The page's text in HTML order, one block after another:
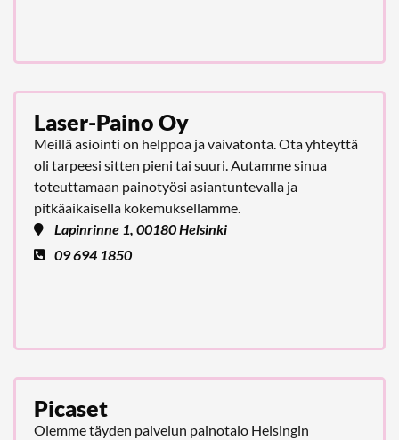
Laser-Paino Oy
Meillä asiointi on helppoa ja vaivatonta. Ota yhteyttä
oli tarpeesi sitten pieni tai suuri. Autamme sinua
toteuttamaan painotyösi asiantuntevalla ja
pitkäaikaisella kokemuksellamme.
Lapinrinne 1, 00180 Helsinki
09 694 1850
Picaset
Olemme täyden palvelun painotalo Helsingin